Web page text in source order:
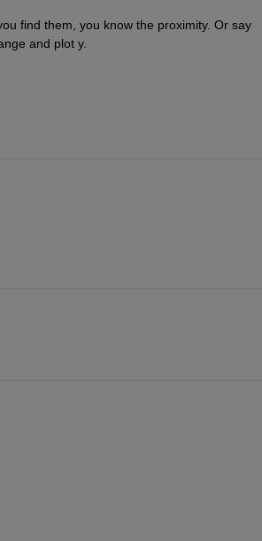
find them, you know the proximity. Or say
and plot y.